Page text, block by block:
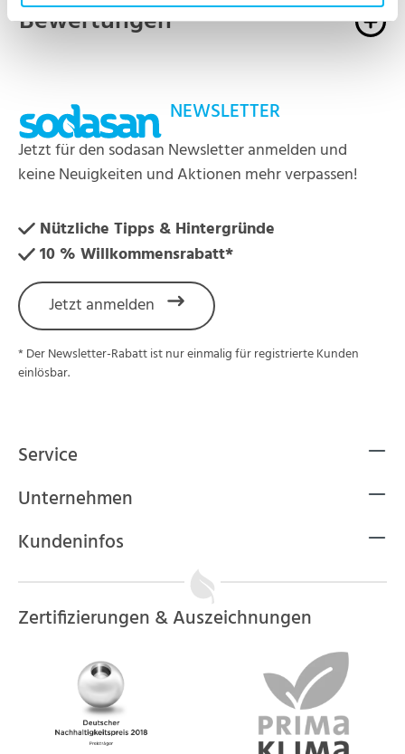
Bewertungen
NEWSLETTER
Jetzt für den sodasan Newsletter anmelden und
keine Neuigkeiten und Aktionen mehr verpassen!
Nützliche Tipps & Hintergründe
10 % Willkommensrabatt*
Jetzt anmelden
* Der Newsletter-Rabatt ist nur einmalig für registrierte Kunden
einlösbar.
Service
Unternehmen
Kundeninfos
Zertifizierungen & Auszeichnungen